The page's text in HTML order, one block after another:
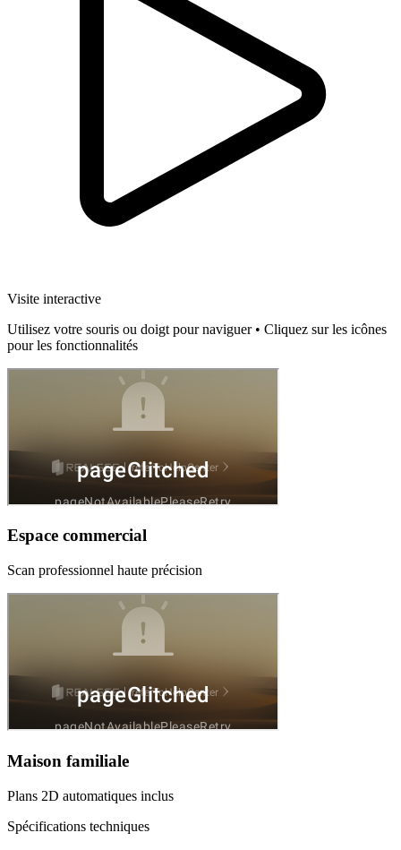
Visite interactive
Utilisez votre souris ou doigt pour naviguer • Cliquez sur les icônes
pour les fonctionnalités
Espace commercial
Scan professionnel haute précision
Maison familiale
Plans 2D automatiques inclus
Spécifications techniques